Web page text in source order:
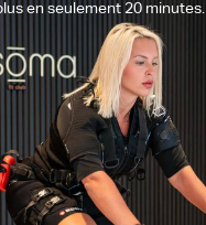
en seulement 20 minutes.